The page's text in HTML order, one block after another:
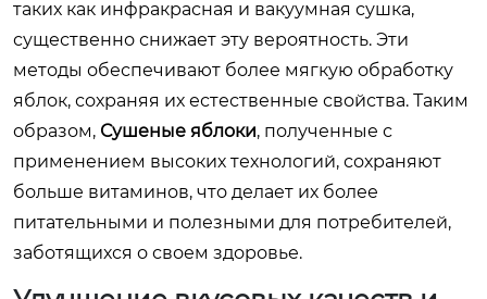
таких как инфракрасная и вакуумная сушка,
существенно снижает эту вероятность. Эти
методы обеспечивают более мягкую обработку
яблок, сохраняя их естественные свойства. Таким
образом, Сушеные яблоки, полученные с
применением высоких технологий, сохраняют
больше витаминов, что делает их более
питательными и полезными для потребителей,
заботящихся о своем здоровье.